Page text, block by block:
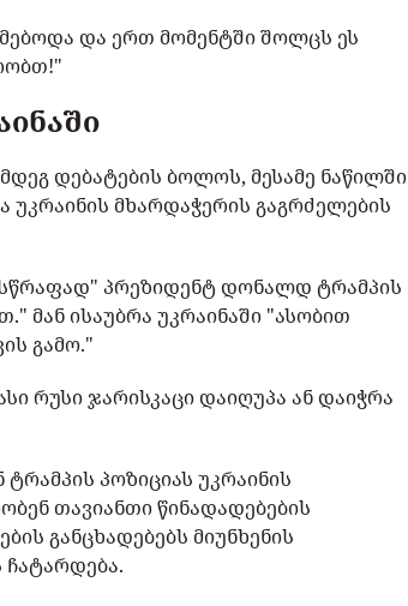
და ერთ მომენტში შოლცს ეს
დებატების ბოლოს, მესამე ნაწილში
უკრაინის მხარდაჭერის გაგრძელების
პრეზიდენტ დონალდ ტრამპის
მან ისაუბრა უკრაინაში "ასობით
გამო."
რუსი ჯარისკაცი დაიღუპა ან დაიჭრა
პოზიციას უკრაინის
თავიანთი წინადადებების
განცხადებებს მიუნხენის